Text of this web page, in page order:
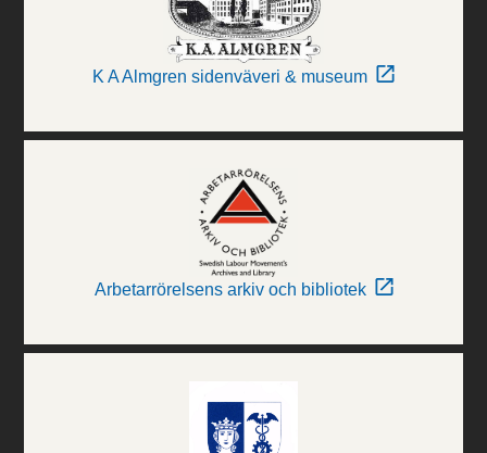
K A Almgren sidenväveri & museum
Arbetarrörelsens arkiv och bibliotek